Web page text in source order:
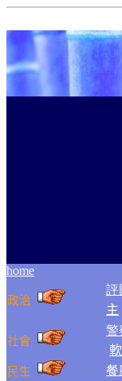
home
政治
評
主
社會
警
民生 餐